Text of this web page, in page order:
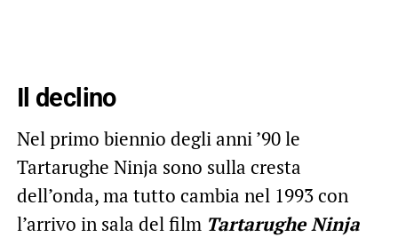
Il declino
Nel primo biennio degli anni ’90 le
Tartarughe Ninja sono sulla cresta
dell’onda, ma tutto cambia nel 1993 con
l’arrivo in sala del film Tartarughe Ninja